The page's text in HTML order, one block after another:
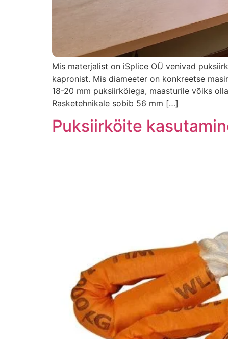
Mis materjalist on iSplice OÜ venivad
kapronist. Mis diameeter on konkreetse
18-20 mm puksiirköiega, maasturile võiks
Rasketehnikale sobib 56 mm […]
Puksiirköite